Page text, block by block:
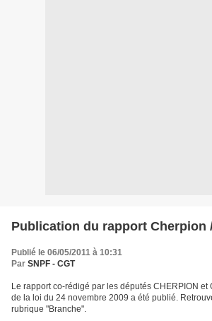
Publication du rapport Cherpion
Publié le 06/05/2011 à 10:31
Par SNPF - CGT
Le rapport co-rédigé par les députés CHERPION et
de la loi du 24 novembre 2009 a été publié.
rubrique "Branche".